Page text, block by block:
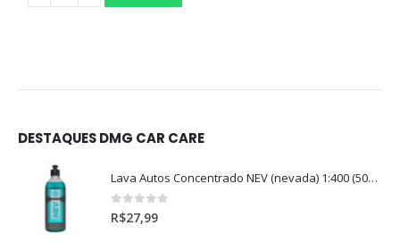
DESTAQUES DMG CAR CARE
Lava Autos Concentrado NEV (nevada) 1:400 (500ml)
0out of 5
R$27,99